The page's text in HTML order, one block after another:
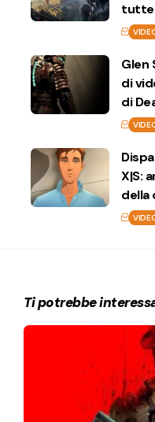
tutte
Glen
di
di
X|S:
della
Ti potrebbe